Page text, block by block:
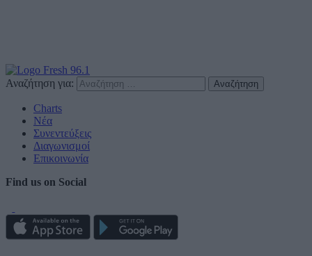
Αναζήτηση για:
Charts
Νέα
Συνεντεύξεις
Διαγωνισμοί
Επικοινωνία
Find us on Social